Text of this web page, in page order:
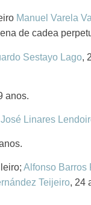
Manuel Varela
de cadea
Sestayo Lago,
anos.
José Linares
Alfonso Barros
Teijeiro, 24